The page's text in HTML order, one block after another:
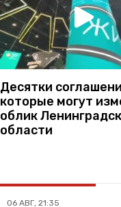
Десятки
которые могут
облик
области
06 АВГ, 21:35